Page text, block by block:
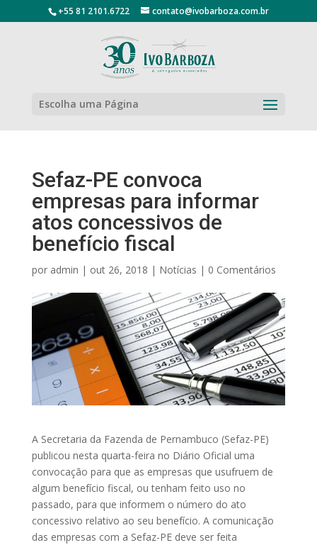
+55 81 2101.6722 contato@ivobarboza.com.br
Escolha uma Página
Sefaz-PE convoca
empresas para informar
atos concessivos de
benefício fiscal
por admin | out 26, 2018 | Notícias | 0 Comentários
A Secretaria da Fazenda de Pernambuco (Sefaz-PE)
publicou nesta quarta-feira no Diário Oficial uma
convocação para que as empresas que usufruem de
algum benefício fiscal, ou tenham feito uso no
passado, para que informem o número do ato
concessivo relativo ao seu benefício. A comunicação
das empresas com a Sefaz-PE deve ser feita